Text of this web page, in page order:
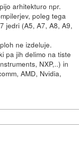
arhitekturo npr.
poleg tega
jedri (A5, A7, A8, A9,
ne izdeluje.
pa jih delimo na tiste
NXP,..) in
AMD, Nvidia,